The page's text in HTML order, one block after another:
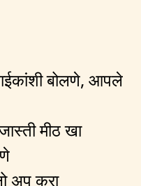
बोलणे, आपले
मीठ खा
अप करा